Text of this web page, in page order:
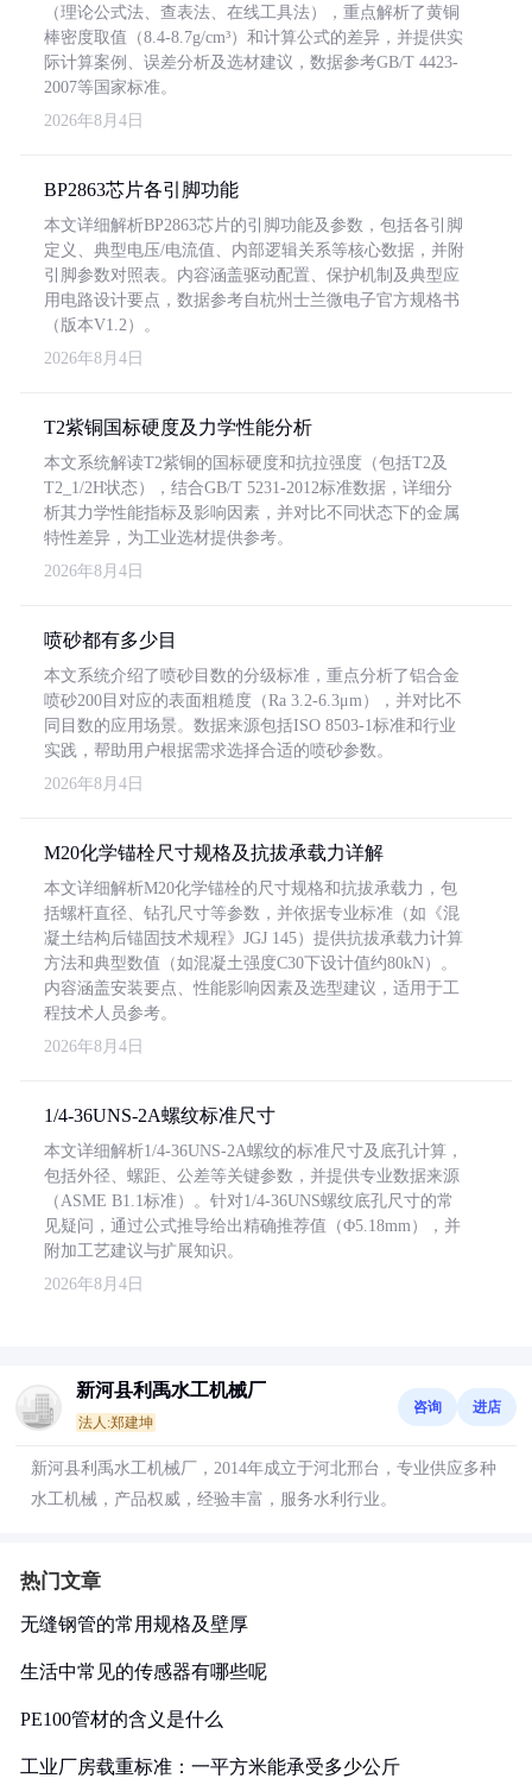
（理论公式法、查表法、在线工具法），重点解析了黄铜
棒密度取值（8.4-8.7g/cm³）和计算公式的差异，并提供实
际计算案例、误差分析及选材建议，数据参考GB/T 4423-
2007等国家标准。
2026年8月4日
BP2863芯片各引脚功能
本文详细解析BP2863芯片的引脚功能及参数，包括各引脚
定义、典型电压/电流值、内部逻辑关系等核心数据，并附
引脚参数对照表。内容涵盖驱动配置、保护机制及典型应
用电路设计要点，数据参考自杭州士兰微电子官方规格书
（版本V1.2）。
2026年8月4日
T2紫铜国标硬度及力学性能分析
本文系统解读T2紫铜的国标硬度和抗拉强度（包括T2及
T2_1/2H状态），结合GB/T 5231-2012标准数据，详细分
析其力学性能指标及影响因素，并对比不同状态下的金属
特性差异，为工业选材提供参考。
2026年8月4日
喷砂都有多少目
本文系统介绍了喷砂目数的分级标准，重点分析了铝合金
喷砂200目对应的表面粗糙度（Ra 3.2-6.3μm），并对比不
同目数的应用场景。数据来源包括ISO 8503-1标准和行业
实践，帮助用户根据需求选择合适的喷砂参数。
2026年8月4日
M20化学锚栓尺寸规格及抗拔承载力详解
本文详细解析M20化学锚栓的尺寸规格和抗拔承载力，包
括螺杆直径、钻孔尺寸等参数，并依据专业标准（如《混
凝土结构后锚固技术规程》JGJ 145）提供抗拔承载力计算
方法和典型数值（如混凝土强度C30下设计值约80kN）。
内容涵盖安装要点、性能影响因素及选型建议，适用于工
程技术人员参考。
2026年8月4日
1/4-36UNS-2A螺纹标准尺寸
本文详细解析1/4-36UNS-2A螺纹的标准尺寸及底孔计算，
包括外径、螺距、公差等关键参数，并提供专业数据来源
（ASME B1.1标准）。针对1/4-36UNS螺纹底孔尺寸的常
见疑问，通过公式推导给出精确推荐值（Φ5.18mm），并
附加工艺建议与扩展知识。
2026年8月4日
新河县利禹水工机械厂
法人:郑建坤
咨询 进店
新河县利禹水工机械厂，2014年成立于河北邢台，专业供应多种
水工机械，产品权威，经验丰富，服务水利行业。
热门文章
无缝钢管的常用规格及壁厚
生活中常见的传感器有哪些呢
PE100管材的含义是什么
工业厂房载重标准：一平方米能承受多少公斤